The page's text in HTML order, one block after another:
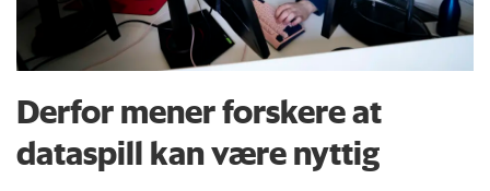
Derfor mener forskere at
dataspill kan være nyttig